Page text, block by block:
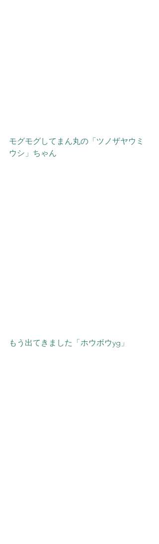
モグモグしてまん丸の「ツノザヤウミ
ウシ」ちゃん
もう出てきました「ホウボウyg」